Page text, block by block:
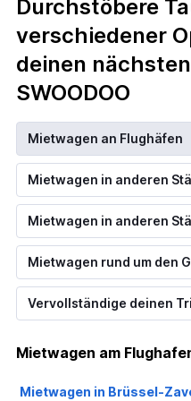
Durchstöbere
verschiedener
deinen
SWOODOO
Mietwagen an Flughäfen
Mietwagen in anderen
Mietwagen in anderen
Mietwagen rund um den
Vervollständige deinen
Mietwagen am
Mietwagen in Brüssel-